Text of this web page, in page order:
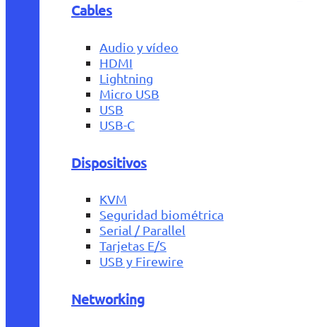
Cables
Audio y vídeo
HDMI
Lightning
Micro USB
USB
USB-C
Dispositivos
KVM
Seguridad biométrica
Serial / Parallel
Tarjetas E/S
USB y Firewire
Networking